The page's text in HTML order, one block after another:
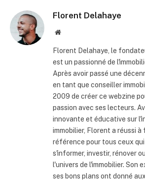
Florent Delahaye
Site
Florent Delahaye, le
est un passionné de
Après avoir passé une
en tant que conseiller
2009 de créer ce webzine
passion avec ses lecteurs.
innovante et éducative sur
immobilier, Florent a réussi à
référence pour tous ceux
s'informer, investir, rénover
l'univers de l'immobilier. Son
ses bons plans ont donné